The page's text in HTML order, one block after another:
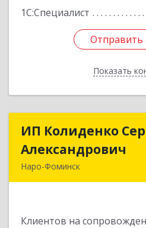
1С:Специалист
Отправить
Показать
Отправить
Назад
ИП Колиденко
Александрович
Наро-Фоминск
Клиентов на
ИП